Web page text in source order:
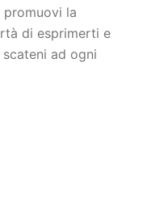
la
di esprimerti e
ad ogni